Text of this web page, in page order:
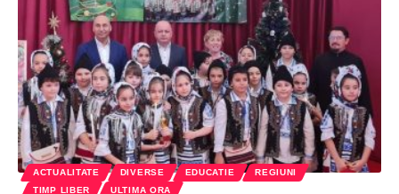
ACTUALITATE DIVERSE EDUCATIE
REGIUNI
TIMP LIBER
ULTIMA ORA